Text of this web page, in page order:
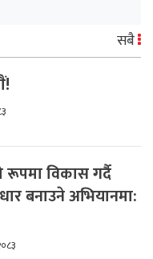
सबै
रूपमा विकास गर्दै
बनाउने अभियानमा: